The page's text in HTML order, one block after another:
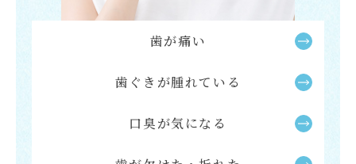
歯が痛い
歯ぐきが腫れている
口臭が気になる